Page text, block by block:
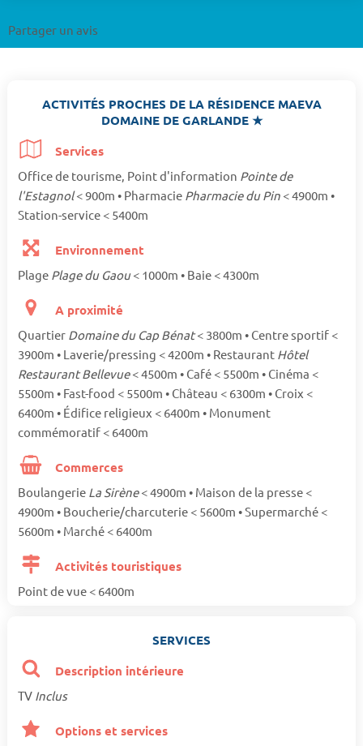
Partager un avis
ACTIVITÉS PROCHES DE LA RÉSIDENCE MAEVA
DOMAINE DE GARLANDE ★
Services
Office de tourisme, Point d'information Pointe de
l'Estagnol< 900m • Pharmacie Pharmacie du Pin < 4900m •
Station-service < 5400m
Environnement
Plage Plage du Gaou< 1000m • Baie < 4300m
A proximité
Quartier Domaine du Cap Bénat< 3800m • Centre sportif <
3900m • Laverie/pressing < 4200m • Restaurant Hôtel
Restaurant Bellevue< 4500m • Café < 5500m • Cinéma <
5500m • Fast-food < 5500m • Château < 6300m • Croix <
6400m • Édifice religieux < 6400m • Monument
commémoratif < 6400m
Commerces
Boulangerie La Sirène< 4900m • Maison de la presse <
4900m • Boucherie/charcuterie < 5600m • Supermarché <
5600m • Marché < 6400m
Activités touristiques
Point de vue < 6400m
SERVICES
Description intérieure
TV Inclus
Options et services